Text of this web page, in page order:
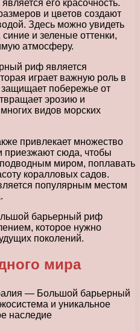
его красочность.
и цветов создают
Здесь можно увидеть
и зеленые оттенки,
атмосферу.
риф является
играет важную роль в
побережье от
эрозию и
видов морских
привлекает множество
приезжают сюда, чтобы
миром, поплавать
коралловых садов.
популярным местом
барьерный риф
которое нужно
поколений.
мира